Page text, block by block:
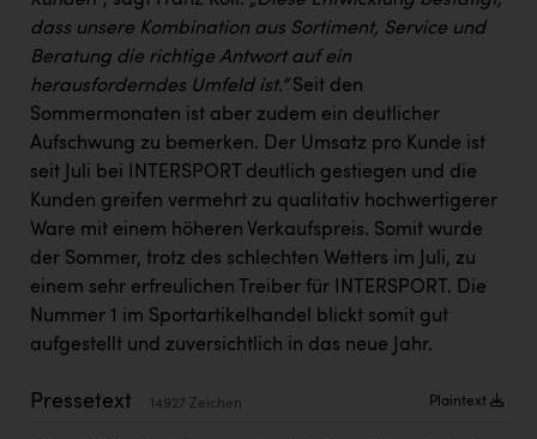
Österreichischer Kachelofenverband
Orlen
Passage Linz
PEZ
PÜSPÖK
REMAX
RE/MAX Welcome
Resch&Frisch
Ruderclub Wels
dass unsere Kombination aus Sortiment, Service und
Beratung die richtige Antwort auf ein
herausforderndes Umfeld ist.“ Seit den
Sommermonaten ist aber zudem ein deutlicher
Aufschwung zu bemerken. Der Umsatz pro Kunde ist
seit Juli bei INTERSPORT deutlich gestiegen und die
Kunden greifen vermehrt zu qualitativ hochwertigerer
Ware mit einem höheren Verkaufspreis. Somit wurde
der Sommer, trotz des schlechten Wetters im Juli, zu
einem sehr erfreulichen Treiber für INTERSPORT. Die
Nummer 1 im Sportartikelhandel blickt somit gut
aufgestellt und zuversichtlich in das neue Jahr.
Pressetext 14927 Zeichen Plaintext